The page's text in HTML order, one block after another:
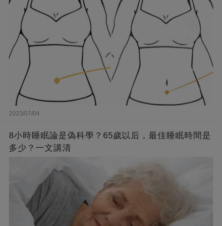
2023/07/04
8小時睡眠論是偽科學？65歲以后，最佳睡眠時間是
多少？一文講清